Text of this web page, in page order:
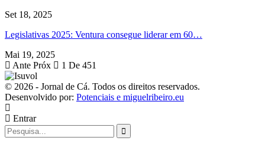
Set 18, 2025
Legislativas 2025: Ventura consegue liderar em 60…
Mai 19, 2025
Ante Próx 1 De 451
© 2026 - Jornal de Cá. Todos os direitos reservados.
Desenvolvido por: Potenciais e miguelribeiro.eu
Entrar